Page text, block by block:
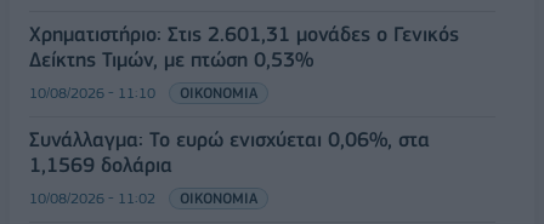
Χρηματιστήριο: Στις 2.601,31 μονάδες ο Γενικός
Δείκτης Τιμών, με πτώση 0,53%
10/08/2026 - 11:10 ΟΙΚΟΝΟΜΙΑ
Συνάλλαγμα: Το ευρώ ενισχύεται 0,06%, στα
1,1569 δολάρια
10/08/2026 - 11:02 ΟΙΚΟΝΟΜΙΑ